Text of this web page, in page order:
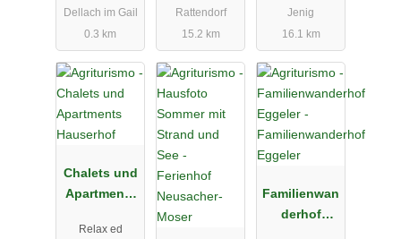
Dellach im Gail
0.3 km
Rattendorf
15.2 km
Jenig
16.1 km
Chalets und
Apartments
Relax ed
Familienwan
derhof